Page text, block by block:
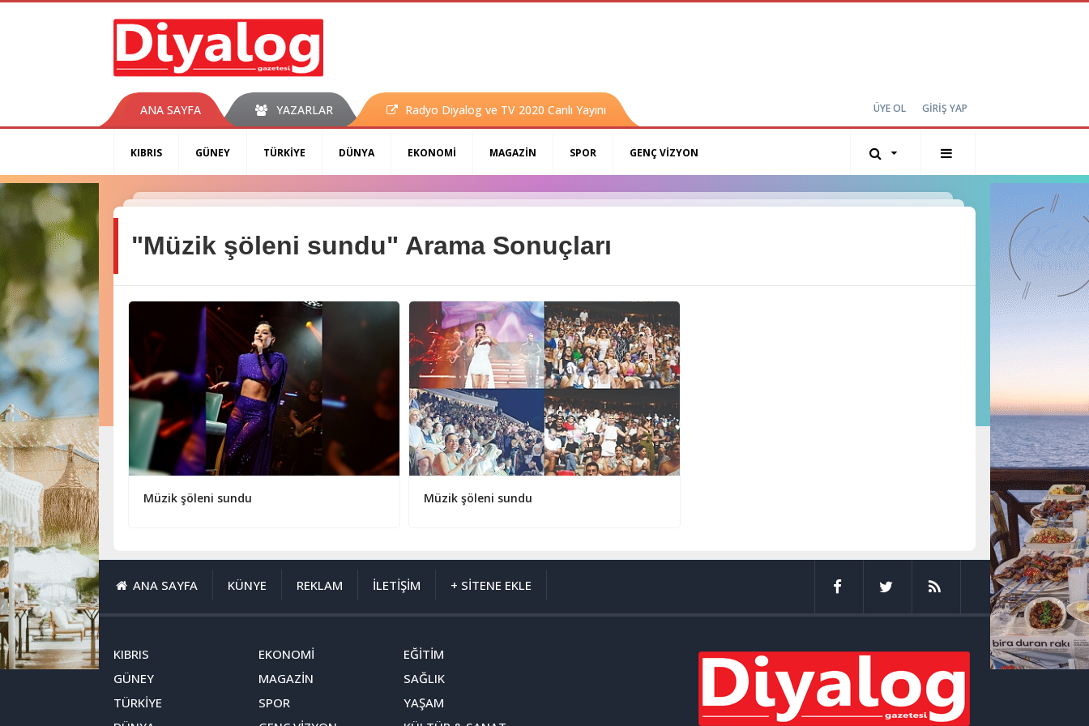
ANA SAYFA YAZARLAR Radyo Diyalog ve TV 2020 Canlı Yayını ÜYE OL GİRİŞ YAP
KIBRIS GÜNEY TÜRKİYE DÜNYA EKONOMİ MAGAZİN SPOR GENÇ VİZYON
"Müzik şöleni sundu" Arama Sonuçları
Müzik şöleni sundu Müzik şöleni sundu
ANA SAYFA KÜNYE REKLAM İLETİŞİM + SİTENE EKLE
KIBRIS
GÜNEY
TÜRKİYE
EKONOMİ
MAGAZİN
SPOR
EĞİTİM
SAĞLIK
YAŞAM